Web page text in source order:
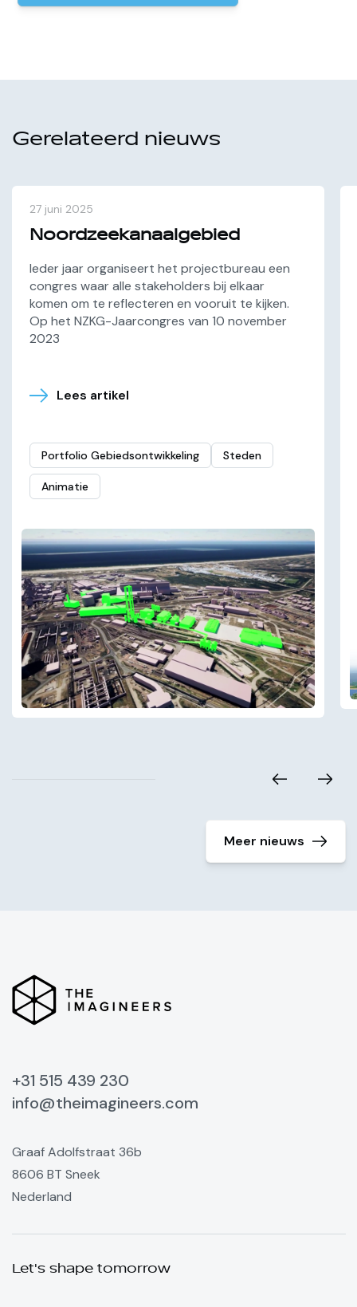
Gerelateerd nieuws
27 juni 2025
Noordzeekanaalgebied
Ieder jaar organiseert het projectbureau een
congres waar alle stakeholders bij elkaar
komen om te reflecteren en vooruit te kijken.
Op het NZKG-Jaarcongres van 10 november
2023
Lees artikel
Portfolio Gebiedsontwikkeling Steden
Animatie
Meer nieuws
+31 515 439 230
info@theimagineers.com
Graaf Adolfstraat 36b
8606 BT Sneek
Nederland
Let's shape tomorrow